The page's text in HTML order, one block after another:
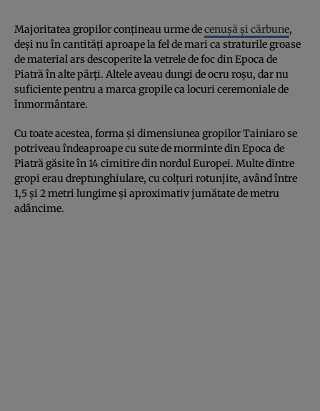
Majoritatea gropilor conțineau urme decenușă și cărbune,
deși nu în cantități aproape la fel de mari ca straturile groase
de material ars descoperite la vetrele de foc din Epoca de
Piatră în alte părți. Altele aveau dungi de ocru roșu, dar nu
suficiente pentru a marca gropile ca locuri ceremoniale de
înmormântare.
Cu toate acestea, forma și dimensiunea gropilor Tainiaro se
potriveau îndeaproape cu sute de morminte din Epoca de
Piatră găsite în 14 cimitire din nordul Europei. Multe dintre
gropi erau dreptunghiulare, cu colțuri rotunjite, având între
1,5 și 2 metri lungime și aproximativ jumătate de metru
adâncime.